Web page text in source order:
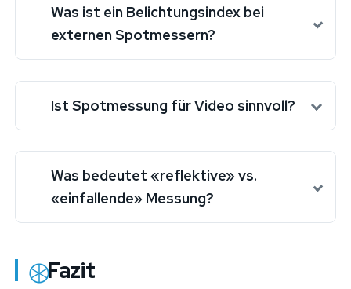
Was ist ein Belichtungsindex bei
externen Spotmessern?
Ist Spotmessung für Video sinnvoll?
Was bedeutet «reflektive» vs.
«einfallende» Messung?
Fazit